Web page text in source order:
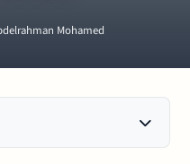
Mohamed